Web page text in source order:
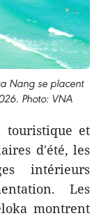
Nang se placent
Photo: VNA
touristique et
d'été, les
intérieurs
Les
montrent